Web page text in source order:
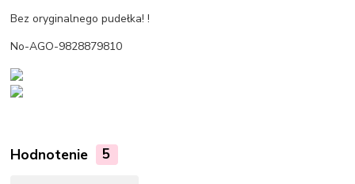
Bez oryginalnego pudełka! !
No-AGO-9828879810
Hodnotenie 5